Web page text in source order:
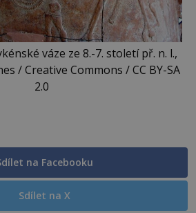
váze ze 8.-7. století př. n. l.,
/ Creative Commons / CC BY-SA
2.0
na Facebooku
Sdílet na X